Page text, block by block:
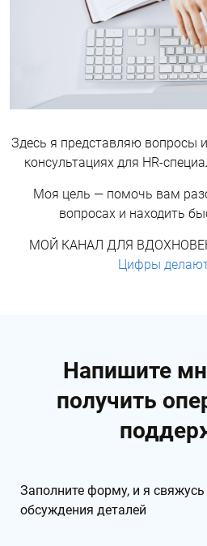
Здесь я представляю вопросы
консультациях для HR-
Моя цель — помочь вам
вопросах и находить
МОЙ КАНАЛ ДЛЯ
Цифры
Напишите
получить
Заполните форму, и я
обсуждения деталей